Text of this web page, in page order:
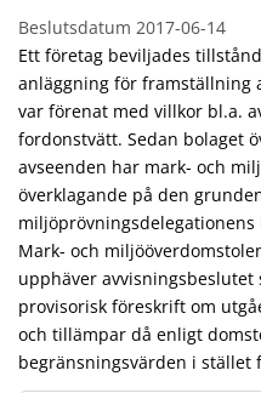
Beslutsdatum 2017-06-14
Ett företag beviljades
anläggning för framställning
var förenat med villkor bl.a.
fordonstvätt. Sedan bolaget
avseenden har mark- och
överklagande på den
Mark- och
upphäver
provisorisk föreskrift om
och tillämpar då enligt
begränsningsvärden i stället